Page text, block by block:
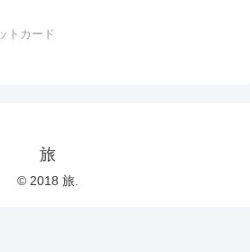
トカード
旅
© 2018 旅.